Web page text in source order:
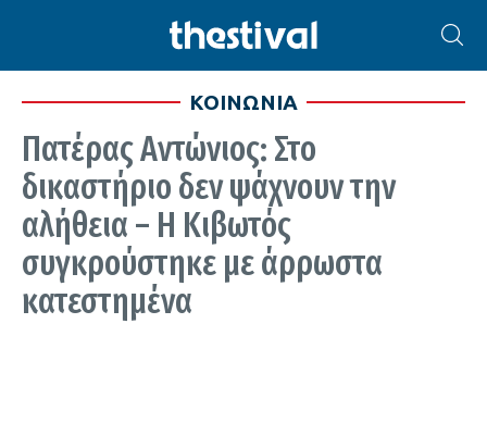
ΚΟΙΝΩΝΙΑ
Πατέρας Αντώνιος: Στο
δικαστήριο δεν ψάχνουν την
αλήθεια – Η Κιβωτός
συγκρούστηκε με άρρωστα
κατεστημένα